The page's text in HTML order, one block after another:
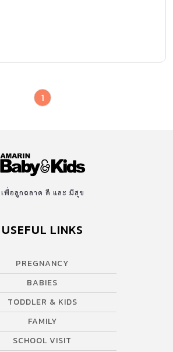
1
เพื่อลูกฉลาด ดี และ มีสุข
USEFUL LINKS
PREGNANCY
BABIES
TODDLER & KIDS
FAMILY
SCHOOL VISIT